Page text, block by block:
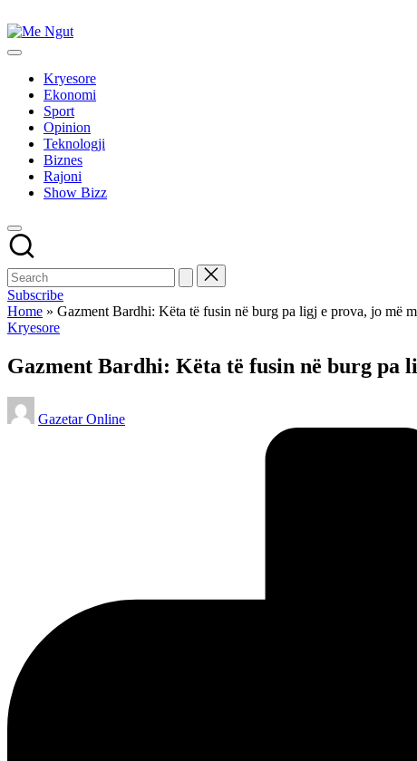
to
content
Me
Këtu
lajmet
ngut
Kryesore
Ekonomi
Sport
Opinion
Teknologji
Biznes
Rajoni
Show Bizz
Subscribe
Home » Gazment Bardhi: Këta të fusin në burg pa ligj e prova, jo më
Posted
Kryesore
Gazment Bardhi: Këta të fusin në burg pa
Posted
by
Gazetar Online